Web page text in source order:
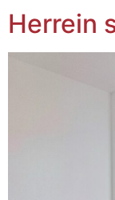
Herrein